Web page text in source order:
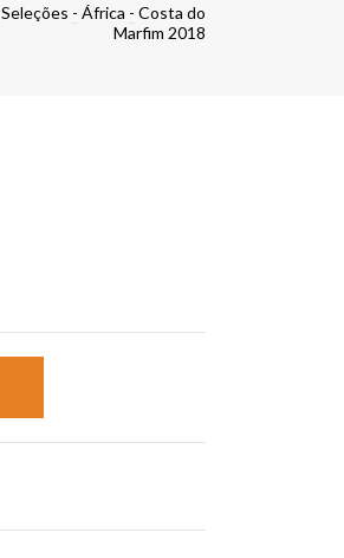
Seleções - África - Costa do
Marfim 2018